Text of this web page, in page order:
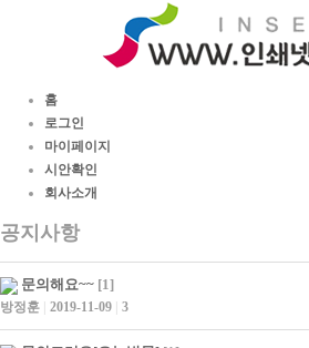
홈
로그인
마이페이지
시안확인
회사소개
공지사항
문의해요~~ [1]
방정훈 | 2019-11-09 | 3